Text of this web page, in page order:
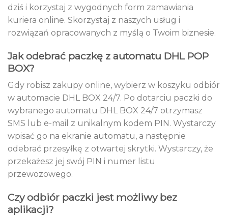
dziś i korzystaj z wygodnych form zamawiania
kuriera online. Skorzystaj z naszych usług i
rozwiązań opracowanych z myślą o Twoim biznesie.
Jak odebrać paczkę z automatu DHL POP
BOX?
Gdy robisz zakupy online, wybierz w koszyku odbiór
w automacie DHL BOX 24/7. Po dotarciu paczki do
wybranego automatu DHL BOX 24/7 otrzymasz
SMS lub e-mail z unikalnym kodem PIN. Wystarczy
wpisać go na ekranie automatu, a następnie
odebrać przesyłkę z otwartej skrytki. Wystarczy, że
przekażesz jej swój PIN i numer listu
przewozowego.
Czy odbiór paczki jest możliwy bez
aplikacji?